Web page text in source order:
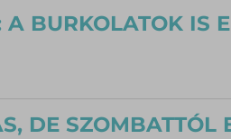
BURKOLATOK IS
DE SZOMBATTÓL